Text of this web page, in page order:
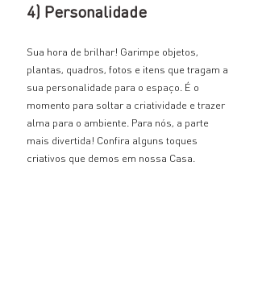
4) Personalidade
Sua hora de brilhar! Garimpe objetos,
plantas, quadros, fotos e itens que tragam a
sua personalidade para o espaço. É o
momento para soltar a criatividade e trazer
alma para o ambiente. Para nós, a parte
mais divertida! Confira alguns toques
criativos que demos em nossa Casa.